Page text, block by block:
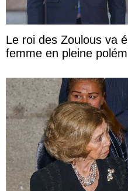
Le roi des Zoulous va
femme en pleine